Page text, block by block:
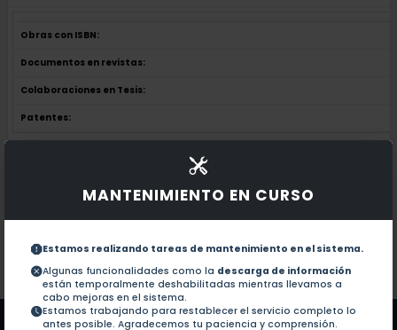
MANTENIMIENTO EN CURSO
Estamos realizando tareas de mantenimiento en el sistema.
Algunas funcionalidades como la descarga de información
están temporalmente deshabilitadas mientras llevamos a
cabo mejoras en el sistema.
Estamos trabajando para restablecer el servicio completo lo
antes posible. Agradecemos tu paciencia y comprensión.
Obras con ISBN:
Documentos en revistas:
Colaboraciones en Tesis:
Patentes:
No hay obras de este autor.
Documentos en revistas:
No hay revistas de este autor.
Patentes: No hay patentes de este autor.